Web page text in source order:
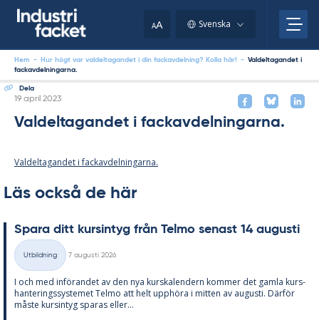
AA Svenska
Hem - Hur högt var valdeltagandet i din fackavdelning? Kolla här! - Valdeltagandet i
fackavdelningarna.
Dela
Skriven
19 april 2023
Valdeltagandet i fackavdelningarna.
Valdeltagandet i fackavdelningarna.
Läs också de här
Spa­ra ditt kursin­tyg från Tel­mo se­nast 14 au­gusti
Kategorier
Utbildning
7 augusti 2026
I och med in­fö­ran­det av den nya kurska­len­dern kom­mer det gam­la kurs­
han­te­rings­sy­ste­met Tel­mo att helt upp­hö­ra i mit­ten av au­gusti. Där­för
mås­te kursin­tyg spa­ras el­ler...